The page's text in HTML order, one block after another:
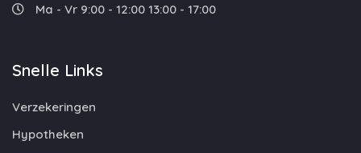
Ma - Vr 9:00 - 12:00 13:00 - 17:00
Snelle Links
Verzekeringen
Hypotheken